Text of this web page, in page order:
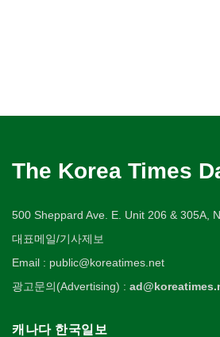
The Korea Times
500 Sheppard Ave. E. Unit 206 & 305A,
대표메일/기사제보
Email : public@koreatimes.net
광고문의(Advertising) :
캐나다 한국일보